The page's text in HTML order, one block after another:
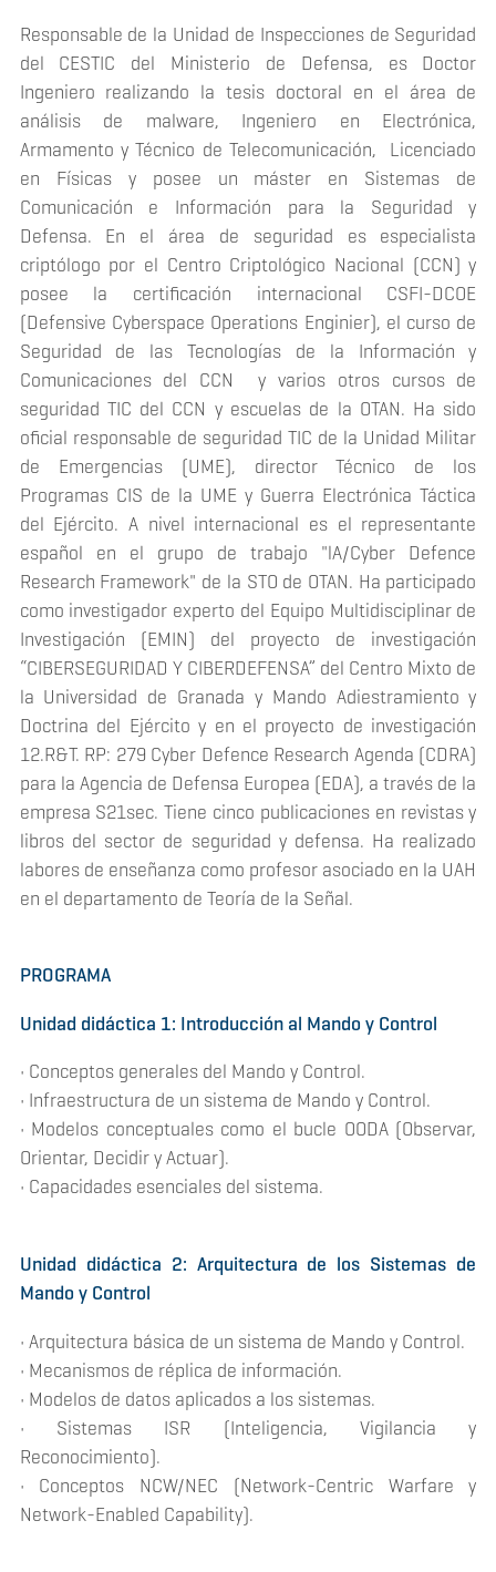
Responsable de la Unidad de Inspecciones de Seguridad
del CESTIC del Ministerio de Defensa, es Doctor
Ingeniero realizando la tesis doctoral en el área de
análisis de malware, Ingeniero en Electrónica,
Armamento y Técnico de Telecomunicación, Licenciado
en Físicas y posee un máster en Sistemas de
Comunicación e Información para la Seguridad y
Defensa. En el área de seguridad es especialista
criptólogo por el Centro Criptológico Nacional (CCN) y
posee la certificación internacional CSFI-DCOE
(Defensive Cyberspace Operations Enginier), el curso de
Seguridad de las Tecnologías de la Información y
Comunicaciones del CCN y varios otros cursos de
seguridad TIC del CCN y escuelas de la OTAN. Ha sido
oficial responsable de seguridad TIC de la Unidad Militar
de Emergencias (UME), director Técnico de los
Programas CIS de la UME y Guerra Electrónica Táctica
del Ejército. A nivel internacional es el representante
español en el grupo de trabajo "lA/Cyber Defence
Research Framework" de la STO de OTAN. Ha participado
como investigador experto del Equipo Multidisciplinar de
Investigación (EMIN) del proyecto de investigación
“CIBERSEGURIDAD Y CIBERDEFENSA” del Centro Mixto de
la Universidad de Granada y Mando Adiestramiento y
Doctrina del Ejército y en el proyecto de investigación
12.R&T. RP: 279 Cyber Defence Research Agenda (CDRA)
para la Agencia de Defensa Europea (EDA), a través de la
empresa S21sec. Tiene cinco publicaciones en revistas y
libros del sector de seguridad y defensa. Ha realizado
labores de enseñanza como profesor asociado en la UAH
en el departamento de Teoría de la Señal.
PROGRAMA
Unidad didáctica 1: Introducción al Mando y Control
• Conceptos generales del Mando y Control.
• Infraestructura de un sistema de Mando y Control.
• Modelos conceptuales como el bucle OODA (Observar,
Orientar, Decidir y Actuar).
• Capacidades esenciales del sistema.
Unidad didáctica 2: Arquitectura de los Sistemas de
Mando y Control
• Arquitectura básica de un sistema de Mando y Control.
• Mecanismos de réplica de información.
• Modelos de datos aplicados a los sistemas.
• Sistemas ISR (Inteligencia, Vigilancia y
Reconocimiento).
• Conceptos NCW/NEC (Network-Centric Warfare y
Network-Enabled Capability).